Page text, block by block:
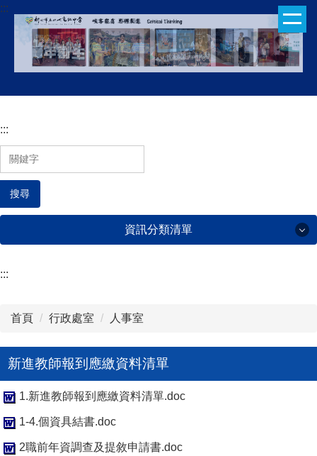
跳
到
容
:::
:::
搜尋
資訊分類清單
:::
首頁 行政處室 人事室
新進教師報到應繳資料清單
1.新進教師報到應繳資料清單.doc
1-4.個資具結書.doc
2職前年資調查及提敘申請書.doc